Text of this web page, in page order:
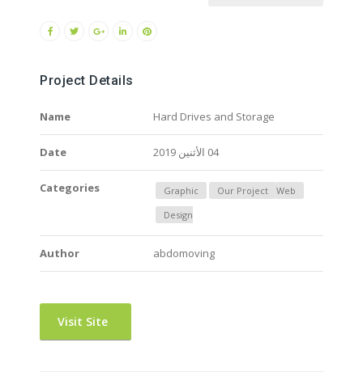
Project Details
Name Hard Drives and Storage
Date 04 الأثنين 2019
Categories Graphic Our Project
Web
Design
Author abdomoving